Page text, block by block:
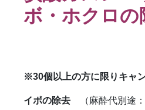
ボ・ホクロの
※30個以上の方に限りキャ
イボの除去
（麻酔代別途